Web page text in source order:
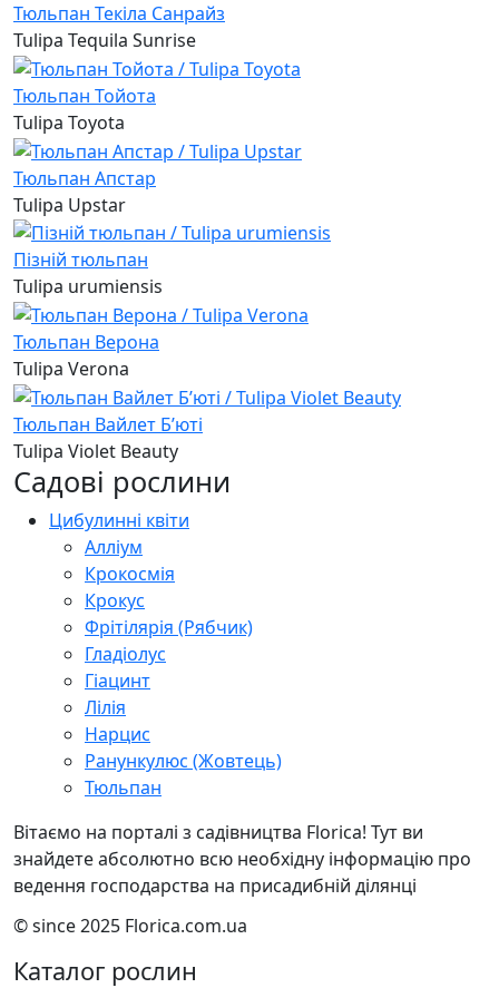
Тюльпан Текіла Санрайз
Tulipa Tequila Sunrise
Тюльпан Тойота
Tulipa Toyota
Тюльпан Апстар
Tulipa Upstar
Пізній тюльпан
Tulipa urumiensis
Тюльпан Верона
Tulipa Verona
Тюльпан Вайлет Бʼюті
Tulipa Violet Beauty
Садові рослини
Цибулинні квіти
Алліум
Крокосмія
Крокус
Фрітілярія (Рябчик)
Гладіолус
Гіацинт
Лілія
Нарцис
Ранункулюс (Жовтець)
Тюльпан
Вітаємо на порталі з садівництва Florica! Тут ви
знайдете абсолютно всю необхідну інформацію про
ведення господарства на присадибній ділянці
© since 2025 Florica.com.ua
Каталог рослин